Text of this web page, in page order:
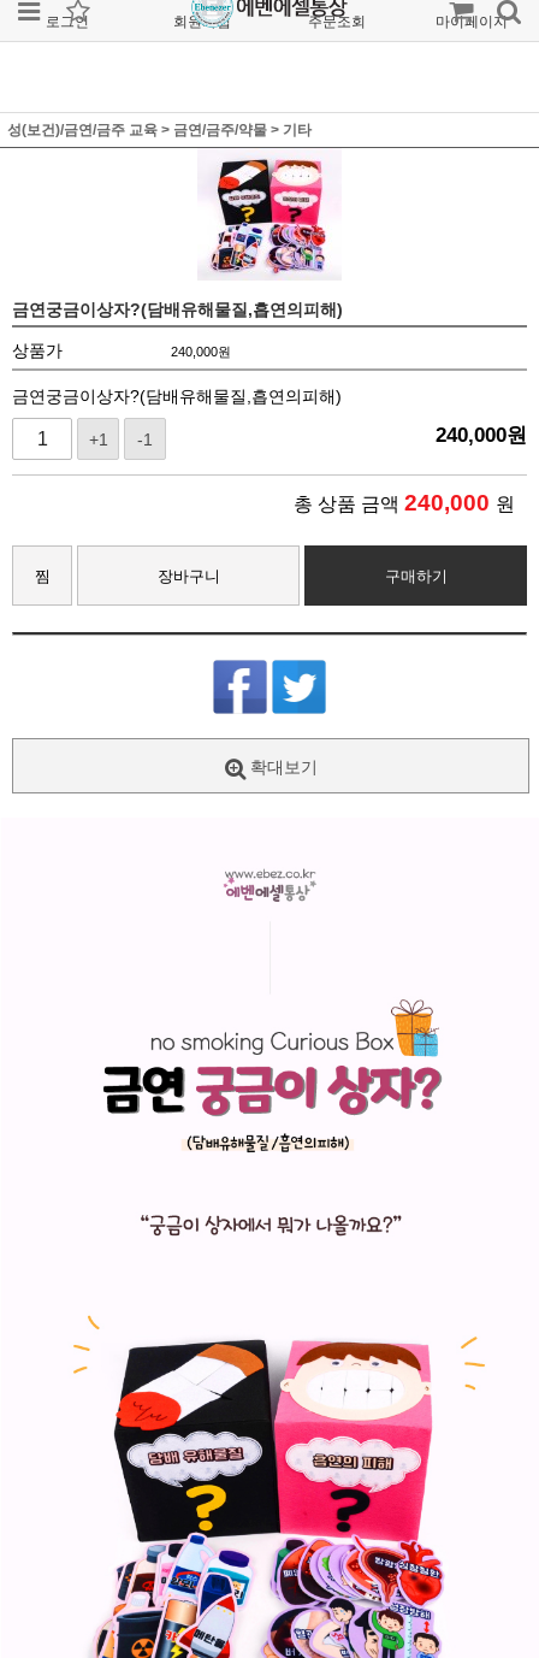
로그인 회원가입 주문조회 마이페이지
성(보건)/금연/금주 교육 > 금연/금주/약물 > 기타
금연궁금이상자?(담배유해물질,흡연의피해)
상품가 240,000원
금연궁금이상자?(담배유해물질,흡연의피해)
+1 -1 240,000원
총 상품 금액 240,000 원
찜 장바구니 구매하기
확대보기